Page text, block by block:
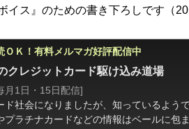
イス』のための書き下ろしです（
ＯＫ！有料メルマガ好評配信中
クレジットカード駆け込み道場
月1日・15日配信]
ド社会になりましたが、知っているよう
プラチナカードなどの情報はベールに包